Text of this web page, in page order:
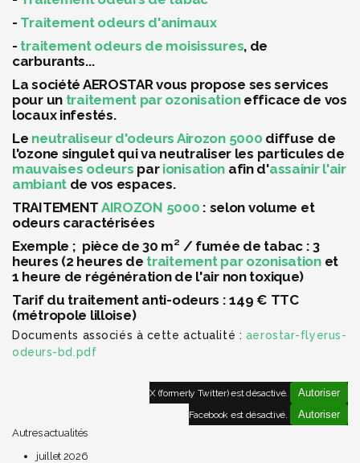
- Traitement odeurs d'animaux
- traitement odeurs de moisissures, de
carburants...
La société AEROSTAR vous propose ses services
pour un traitement par ozonisationefficace de vos
locaux infestés.
Le neutraliseur d'odeurs Airozon 5000 diffuse de
l'ozone singulet qui va neutraliser les particules de
mauvaises odeurs par ionisation afin d'assainir l'air
ambiant de vos espaces.
TRAITEMENT AIROZON 5000 : selon volume et
odeurs caractérisées
Exemple ; pièce de 30 m² / fumée de tabac : 3
heures (2 heures de traitement par ozonisationet
1 heure de régénération de l'air non toxique)
Tarif du traitement anti-odeurs : 149 € TTC
(métropole lilloise)
Documents associés à cette actualité : aerostar-flyerus-
odeurs-bd.pdf
X (formerly Twitter) est désactivé. Autoriser
Facebook est désactivé.
Autoriser
Autres actualités
juillet 2026